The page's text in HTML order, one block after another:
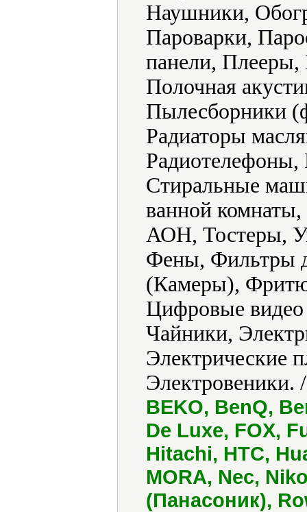
Наушники,
Пароварки,
панели,
Полочная
Пылесборники
Радиаторы
Стиральные
ванной
АОН, Тостеры,
Фены, Фильтры
(Камеры),
Цифровые
Чайники,
Электрические
Электровеники.
BEKO, BenQ,
De Luxe, FOX,
Hitachi, HTC,
MORA, Nec,
(Панасоник),